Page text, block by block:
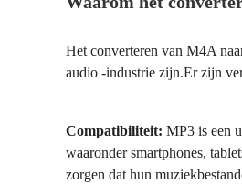
Het converteren van M4A
audio -industrie zijn.Er zijn
Compatibiliteit: MP3 is een
waaronder smartphones,
zorgen dat hun